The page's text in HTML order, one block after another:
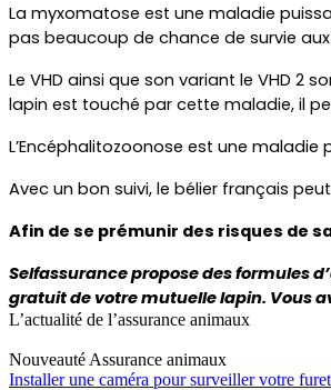
La myxomatose est une maladie
pas beaucoup de chance de survie
Le VHD ainsi que son variant le VHD
lapin est touché par cette maladie, il
L’Encéphalitozoonose est une
Avec un bon suivi, le bélier français
Afin de se prémunir des risques de
Selfassurance propose des formules
gratuit de votre mutuelle lapin. Vous
L’actualité de l’assurance animaux
Nouveauté Assurance animaux
Installer une caméra pour surveiller votre